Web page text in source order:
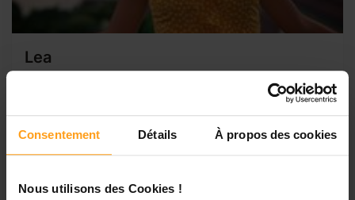
Consentement Détails À propos des cookies
Nous utilisons des Cookies !
Lea
Disponible pour garder vos enfants âgés de 6
Je m’appelle Léa dans 4 mois j’ai 18 ans, j’e suis diplômé
d’un BAC PRO ASSP ( Accompagnement Soins et Services
petite sœur. J...